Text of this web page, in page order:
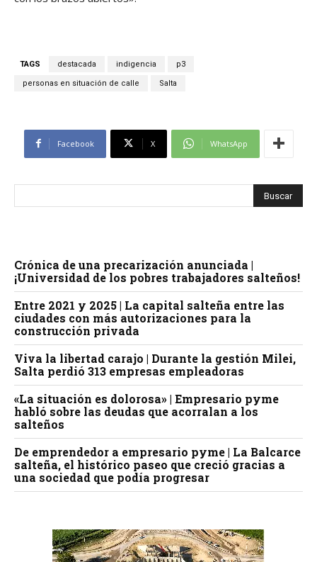
TAGS destacada indigencia p3
personas en situación de calle Salta
Facebook X WhatsApp
Crónica de una precarización anunciada |
¡Universidad de los pobres trabajadores salteños!
Entre 2021 y 2025 | La capital salteña entre las
ciudades con más autorizaciones para la
construcción privada
Viva la libertad carajo | Durante la gestión Milei,
Salta perdió 313 empresas empleadoras
«La situación es dolorosa» | Empresario pyme
habló sobre las deudas que acorralan a los
salteños
De emprendedor a empresario pyme | La Balcarce
salteña, el histórico paseo que creció gracias a
una sociedad que podía progresar